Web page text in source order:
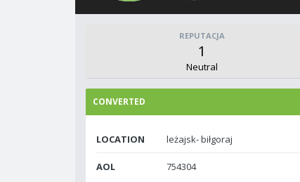
REPUTACJA
1
Neutral
CONVERTED
LOCATION leżajsk- biłgoraj
AOL 754304